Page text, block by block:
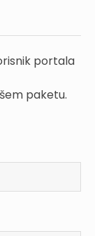
portala
paketu.